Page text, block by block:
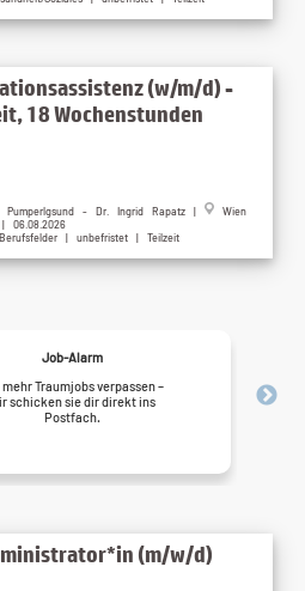
(w/m/d) -
18 Wochenstunden
Pumperlgsund - Dr. Ingrid Rapatz |
Wien
06.08.2026
| unbefristet | Teilzeit
Job-Alarm
mehr Traumjobs verpassen –
schicken sie dir direkt ins
Postfach.
(m/w/d)